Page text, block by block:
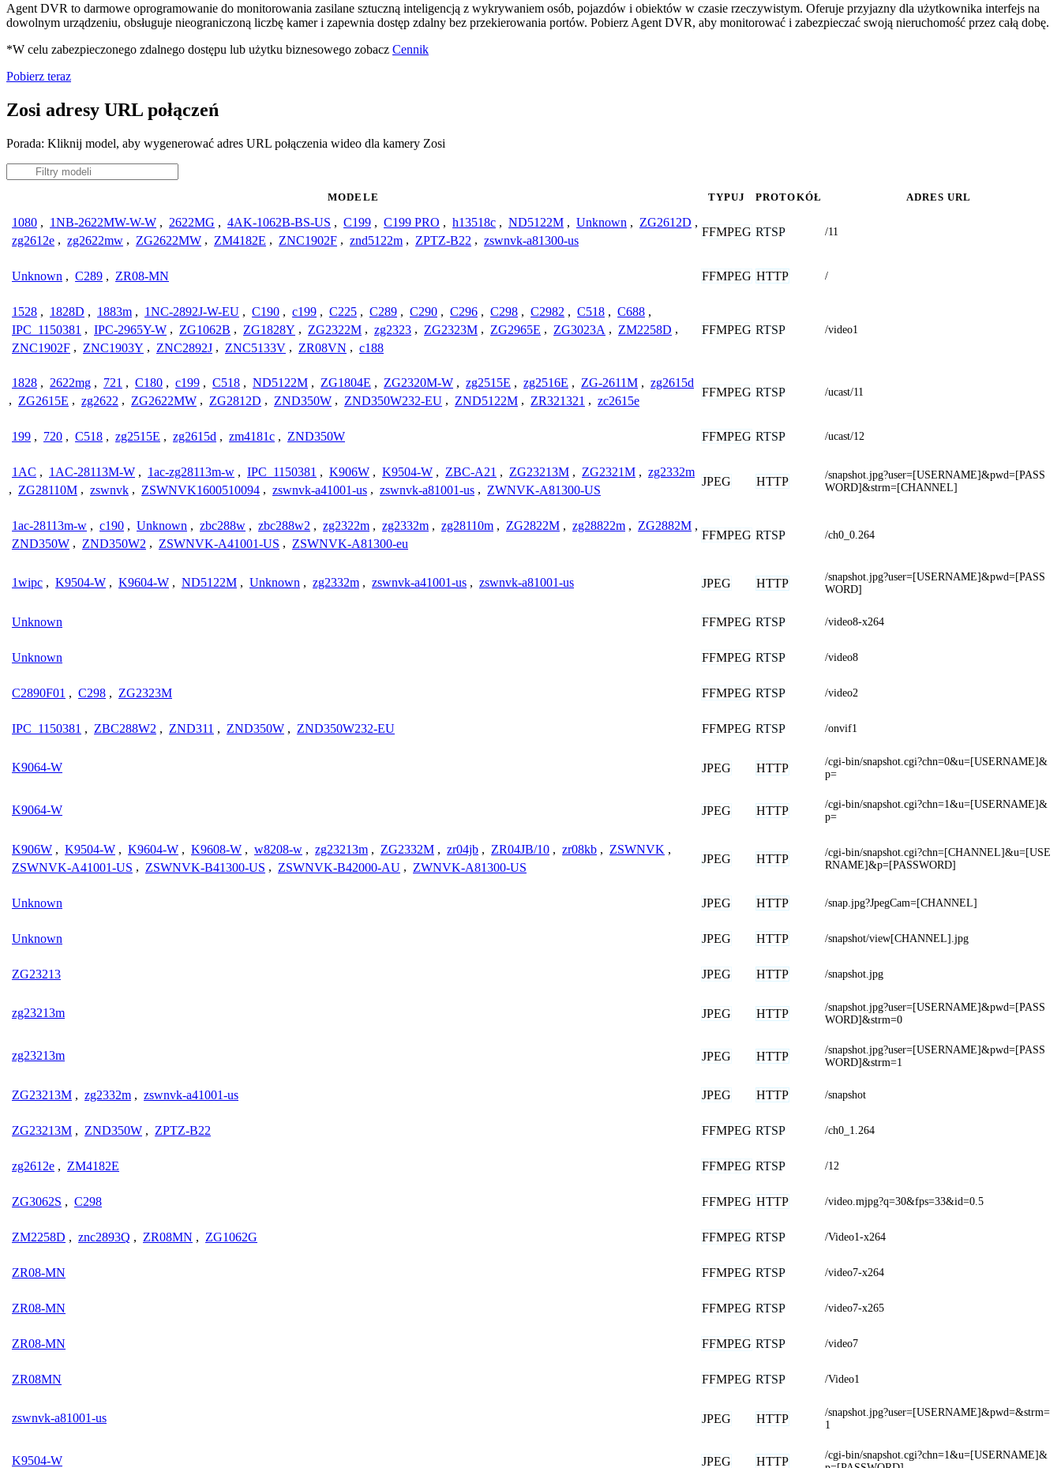
Agent DVR to darmowe oprogramowanie do monitorowania zasilane sztuczną inteligencją z wykrywaniem osób, pojazdów i obiektów w czasie rzeczywistym. Oferuje przyjazny dla użytkownika interfejs na
dowolnym urządzeniu, obsługuje nieograniczoną liczbę kamer i zapewnia dostęp zdalny bez przekierowania portów. Pobierz Agent DVR, aby monitorować i zabezpieczać swoją nieruchomość przez całą dobę.
*W celu zabezpieczonego zdalnego dostępu lub użytku biznesowego zobacz Cennik
Pobierz teraz
Zosi adresy URL połączeń
Porada: Kliknij model, aby wygenerować adres URL połączenia wideo dla kamery Zosi
MODELE TYPUJ PROTOKÓŁ ADRES URL
1080 , 1NB-2622MW-W-W , 2622MG , 4AK-1062B-BS-US , C199 , C199 PRO , h13518c , ND5122M , Unknown , ZG2612D ,
zg2612e , zg2622mw , ZG2622MW , ZM4182E , ZNC1902F , znd5122m , ZPTZ-B22 , zswnvk-a81300-us
FFMPEG RTSP /11
Unknown , C289 , ZR08-MN FFMPEG HTTP /
1528 , 1828D , 1883m , 1NC-2892J-W-EU , C190 , c199 , C225 , C289 , C290 , C296 , C298 , C2982 , C518 , C688 ,
IPC_1150381 , IPC-2965Y-W , ZG1062B , ZG1828Y , ZG2322M , zg2323 , ZG2323M , ZG2965E , ZG3023A , ZM2258D ,
ZNC1902F , ZNC1903Y , ZNC2892J , ZNC5133V , ZR08VN , c188
FFMPEG RTSP /video1
1828 , 2622mg , 721 , C180 , c199 , C518 , ND5122M , ZG1804E , ZG2320M-W , zg2515E , zg2516E , ZG-2611M , zg2615d
, ZG2615E , zg2622 , ZG2622MW , ZG2812D , ZND350W , ZND350W232-EU , ZND5122M , ZR321321 , zc2615e
FFMPEG RTSP /ucast/11
199 , 720 , C518 , zg2515E , zg2615d , zm4181c , ZND350W FFMPEG RTSP /ucast/12
1AC , 1AC-28113M-W , 1ac-zg28113m-w , IPC_1150381 , K906W , K9504-W , ZBC-A21 , ZG23213M , ZG2321M , zg2332m
, ZG28110M , zswnvk , ZSWNVK1600510094 , zswnvk-a41001-us , zswnvk-a81001-us , ZWNVK-A81300-US
JPEG HTTP
/snapshot.jpg?user=[USERNAME]&pwd=[PASS
WORD]&strm=[CHANNEL]
1ac-28113m-w , c190 , Unknown , zbc288w , zbc288w2 , zg2322m , zg2332m , zg28110m , ZG2822M , zg28822m , ZG2882M ,
ZND350W , ZND350W2 , ZSWNVK-A41001-US , ZSWNVK-A81300-eu
FFMPEG RTSP /ch0_0.264
1wipc , K9504-W , K9604-W , ND5122M , Unknown , zg2332m , zswnvk-a41001-us , zswnvk-a81001-us JPEG HTTP
/snapshot.jpg?user=[USERNAME]&pwd=[PASS
WORD]
Unknown FFMPEG RTSP /video8-x264
Unknown FFMPEG RTSP /video8
C2890F01 , C298 , ZG2323M FFMPEG RTSP /video2
IPC_1150381 , ZBC288W2 , ZND311 , ZND350W , ZND350W232-EU FFMPEG RTSP /onvif1
K9064-W JPEG HTTP
/cgi-bin/snapshot.cgi?chn=0&u=[USERNAME]&
p=
K9064-W JPEG HTTP
/cgi-bin/snapshot.cgi?chn=1&u=[USERNAME]&
p=
K906W , K9504-W , K9604-W , K9608-W , w8208-w , zg23213m , ZG2332M , zr04jb , ZR04JB/10 , zr08kb , ZSWNVK ,
ZSWNVK-A41001-US , ZSWNVK-B41300-US , ZSWNVK-B42000-AU , ZWNVK-A81300-US
JPEG HTTP
/cgi-bin/snapshot.cgi?chn=[CHANNEL]&u=[USE
RNAME]&p=[PASSWORD]
Unknown JPEG HTTP /snap.jpg?JpegCam=[CHANNEL]
Unknown JPEG HTTP /snapshot/view[CHANNEL].jpg
ZG23213 JPEG HTTP /snapshot.jpg
zg23213m JPEG HTTP
/snapshot.jpg?user=[USERNAME]&pwd=[PASS
WORD]&strm=0
zg23213m JPEG HTTP
/snapshot.jpg?user=[USERNAME]&pwd=[PASS
WORD]&strm=1
ZG23213M , zg2332m , zswnvk-a41001-us JPEG HTTP /snapshot
ZG23213M , ZND350W , ZPTZ-B22 FFMPEG RTSP /ch0_1.264
zg2612e , ZM4182E FFMPEG RTSP /12
ZG3062S , C298 FFMPEG HTTP /video.mjpg?q=30&fps=33&id=0.5
ZM2258D , znc2893Q , ZR08MN , ZG1062G FFMPEG RTSP /Video1-x264
ZR08-MN FFMPEG RTSP /video7-x264
ZR08-MN FFMPEG RTSP /video7-x265
ZR08-MN FFMPEG RTSP /video7
ZR08MN FFMPEG RTSP /Video1
zswnvk-a81001-us JPEG HTTP
/snapshot.jpg?user=[USERNAME]&pwd=&strm=
1
K9504-W JPEG HTTP
/cgi-bin/snapshot.cgi?chn=1&u=[USERNAME]&